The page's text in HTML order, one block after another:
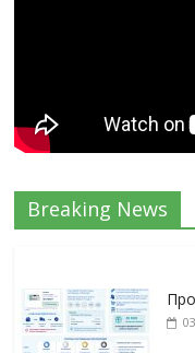
Breaking News
Подсознательное
наказанным
08.03.2026 No